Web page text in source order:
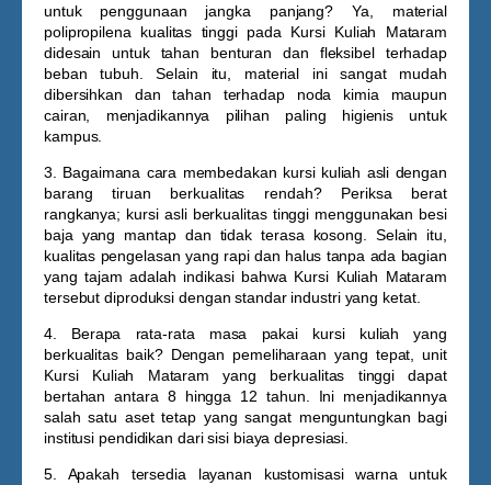
untuk penggunaan jangka panjang? Ya, material
polipropilena kualitas tinggi pada Kursi Kuliah Mataram
didesain untuk tahan benturan dan fleksibel terhadap
beban tubuh. Selain itu, material ini sangat mudah
dibersihkan dan tahan terhadap noda kimia maupun
cairan, menjadikannya pilihan paling higienis untuk
kampus.
3. Bagaimana cara membedakan kursi kuliah asli dengan
barang tiruan berkualitas rendah?Periksa berat
rangkanya; kursi asli berkualitas tinggi menggunakan besi
baja yang mantap dan tidak terasa kosong. Selain itu,
kualitas pengelasan yang rapi dan halus tanpa ada bagian
yang tajam adalah indikasi bahwa Kursi Kuliah Mataram
tersebut diproduksi dengan standar industri yang ketat.
4. Berapa rata-rata masa pakai kursi kuliah yang
berkualitas baik?Dengan pemeliharaan yang tepat, unit
Kursi Kuliah Mataram yang berkualitas tinggi dapat
bertahan antara 8 hingga 12 tahun. Ini menjadikannya
salah satu aset tetap yang sangat menguntungkan bagi
institusi pendidikan dari sisi biaya depresiasi.
5. Apakah tersedia layanan kustomisasi warna untuk